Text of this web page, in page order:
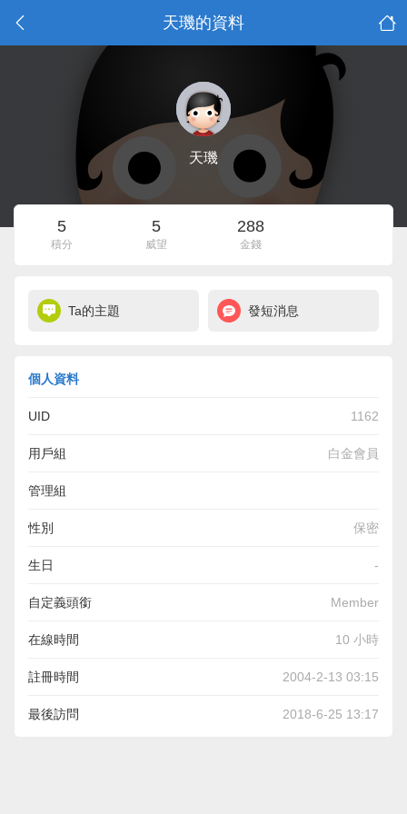
天璣的資料
天璣
5
積分
5
威望
288
金錢
Ta的主題 發短消息
個人資料
UID 1162
用戶組 白金會員
管理組
性別 保密
生日 -
自定義頭銜 Member
在線時間 10 小時
註冊時間 2004-2-13 03:15
最後訪問 2018-6-25 13:17